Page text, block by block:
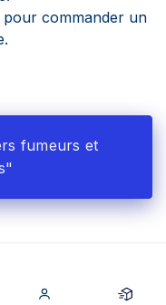
commander un
fumeurs et